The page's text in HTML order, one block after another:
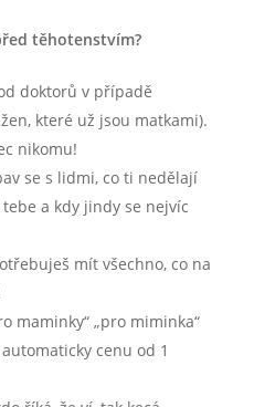
těhotenstvím?
doktorů v případě
které už jsou matkami).
nikomu!
se s lidmi, co ti nedělají
a kdy jindy se nejvíc
mít všechno, co na
maminky“ „pro miminka“
cenu od 1